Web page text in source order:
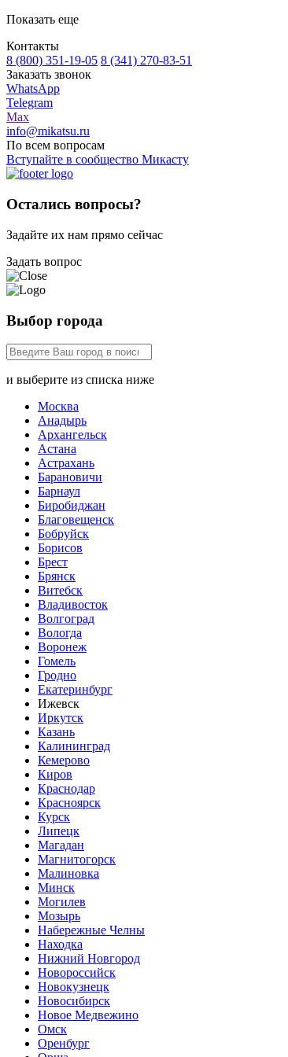
Показать еще
Контакты
8 (800) 351-19-05 8 (341) 270-83-51
Заказать звонок
WhatsApp
Telegram
Max
info@mikatsu.ru
По всем вопросам
Вступайте в сообщество Микасту
Остались вопросы?
Задайте их нам прямо сейчас
Задать вопрос
Выбор города
и выберите из списка ниже
Москва
Анадырь
Архангельск
Астана
Астрахань
Барановичи
Барнаул
Биробиджан
Благовещенск
Бобруйск
Борисов
Брест
Брянск
Витебск
Владивосток
Волгоград
Вологда
Воронеж
Гомель
Гродно
Екатеринбург
Ижевск
Иркутск
Казань
Калининград
Кемерово
Киров
Краснодар
Красноярск
Курск
Липецк
Магадан
Магнитогорск
Малиновка
Минск
Могилев
Мозырь
Набережные Челны
Находка
Нижний Новгород
Новороссийск
Новокузнецк
Новосибирск
Новое Медвежино
Омск
Оренбург